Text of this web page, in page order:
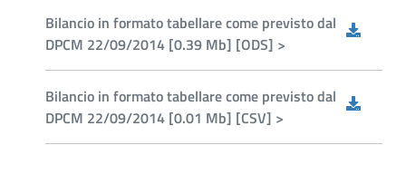
Bilancio in formato tabellare come previsto dal
DPCM 22/09/2014 [0.39 Mb] [ODS] >
Bilancio in formato tabellare come previsto dal
DPCM 22/09/2014 [0.01 Mb] [CSV] >